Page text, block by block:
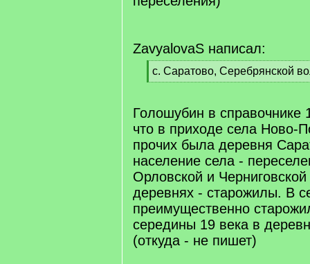
ZavyalovaS написал:
[
q
с. Саратово, Серебрянской
[
q
]
Голошубин в справочнике
что в приходе села Ново-
прочих была деревня
население села -
Орловской и
деревнях - старожилы. В
преимущественно
середины 19 века в
(откуда - не пишет)